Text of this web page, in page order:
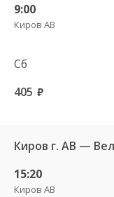
9:00
Киров АВ
Сб
405 руб.
Киров г. АВ —
15:20
Киров АВ